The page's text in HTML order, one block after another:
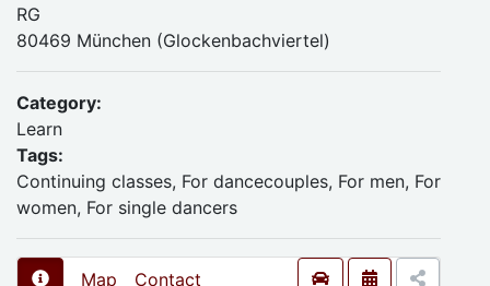
RG
80469 München (Glockenbachviertel)
Category:
Learn
Tags:
Continuing classes, For dancecouples, For men, For
women, For single dancers
Map Contact